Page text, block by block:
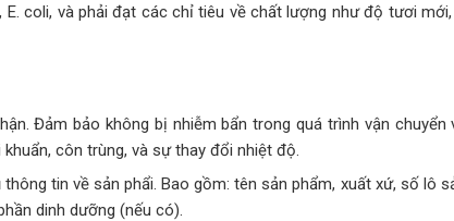
coli, và phải đạt các chỉ tiêu về chất lượng như độ tươi
Đảm bảo không bị nhiễm bẩn trong quá trình vận chuyển
côn trùng, và sự thay đổi nhiệt độ.
tin về sản phẩi. Bao gồm: tên sản phẩm, xuất xứ, số lô
dinh dưỡng (nếu có).